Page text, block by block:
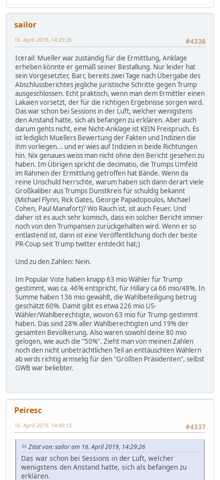
sailor
#4336
16. April 2019, 14:29:26
Icerail: Mueller war zuständig für die Ermittlung, Anklage
erheben könnte er gemäß seiner Bestallung. Nur leider hat
sein Vorgesetzter, Barr, bereits zwei Tage nach Übergabe des
Abschlussberichtes jegliche juristische Schritte gegen Trump
ausgeschlossen. Echt praktisch, wenn man dem Ermittler einen
Lakaien vorsetzt, der für die richtigen Ergebnisse sorgen wird.
Das war schon bei Sessions in der Luft, welcher wenigstens
den Anstand hatte, sich als befangen zu erklären. Aber auch
darum gehts nicht, eine Nicht-Anklage ist KEIN Freispruch. Es
ist lediglich Muellers Bewertung der Fakten und Indizien die
ihm vorliegen... und er wies auf Indizien in beide Richtungen
hin. Nix genaues weiss man nicht ohne den Bericht gesehen zu
haben. Im Übrigen spricht die decimatio, die Trumps Umfeld
im Rahmen der Ermittlung getroffen hat Bände. Wenn da
reine Unschuld herrschte, warum haben sich dann derart viele
Großkaliber aus Trumps Dunstkreis für schuldig bekannt
(Michael Flynn, Rick Gates, George Papadopoulos, Michael
Cohen, Paul Manafort)? Wo Rauch ist, ist auch Feuer. Und
daher ist es auch sehr komisch, dass ein solcher Bericht immer
noch von den Trumpansen zurückgehalten wird. Wenn er so
entlastend ist, dann ist eine Veröffentlichung doch der beste
PR-Coup seit Trump twitter entdeckt hat;)
Und zu den Zahlen: Nein.
Im Popular Vote haben knapp 63 mio Wähler für Trump
gestimmt, was ca. 46% entspricht, für Hillary ca 66 mio/48%. In
Summe haben 136 mio gewählt, die Wahlbeteiligung betrug
geschätzt 60%. Damit gibt es etwa 226 mio US-
Wähler/Wahlberechtigte, wovon 63 mio für Trump gestimmt
haben. Das sind 28% aller Wahlberechtigten und 19% der
gesamten Bevölkerung. Also waren sowohl deine 80 mio
gelogen, wie auch die "50%". Zieht man von meinen Zahlen
noch den nicht unbeträchtlichen Teil an enttäuschten Wählern
ab wirds richtig armselig für den "Größten Präsidenten", selbst
GWB war beliebter.
Peiresc
#4337
16. April 2019, 14:49:13
Zitat von: sailor am 16. April 2019, 14:29:26
Das war schon bei Sessions in der Luft, welcher
wenigstens den Anstand hatte, sich als befangen zu
erklären.